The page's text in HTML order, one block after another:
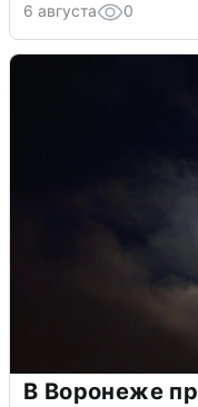
6 августа 0
В Воронеже